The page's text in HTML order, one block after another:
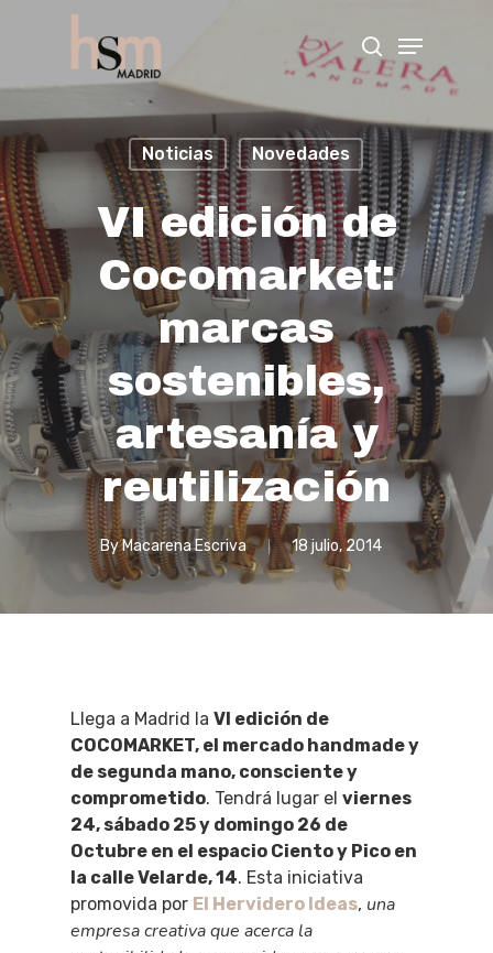
Hit enter to search or ESC to close
Noticias Novedades
VI edición de
Cocomarket:
marcas
sostenibles,
artesanía y
reutilización
ByMacarena Escriva 18 julio, 2014
Llega a Madrid la VI edición de
COCOMARKET, el mercado handmade y
de segunda mano, consciente y
comprometido. Tendrá lugar el viernes
24, sábado 25 y domingo 26 de
Octubre en el espacio Ciento y Pico en
la calle Velarde, 14. Esta iniciativa
promovida por El Hervidero Ideas, una
empresa creativa que acerca la